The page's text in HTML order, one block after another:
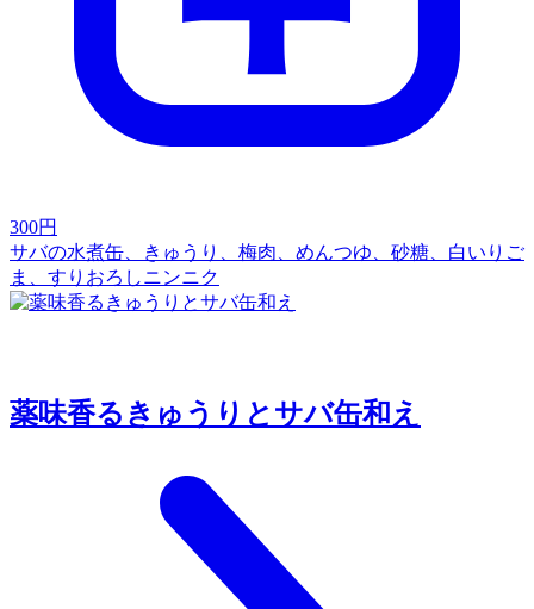
300円
サバの水煮缶、きゅうり、梅肉、めんつゆ、砂糖、白いりご
ま、すりおろしニンニク
薬味香るきゅうりとサバ缶和え